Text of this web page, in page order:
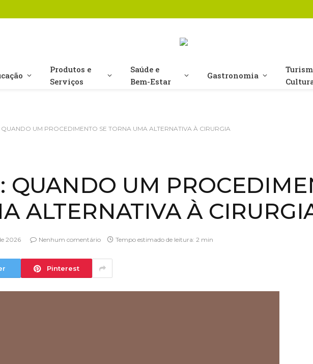
Produtos e
Serviços
Saúde e
Bem-Estar
Gastronomia
QUANDO UM PROCEDIMENTO SE TORNA UMA ALTERNATIVA À CIRURGIA
QUANDO UM
ALTERNATIVA À
2026 Nenhum comentário Tempo estimado de leitura: 2 min
Pinterest